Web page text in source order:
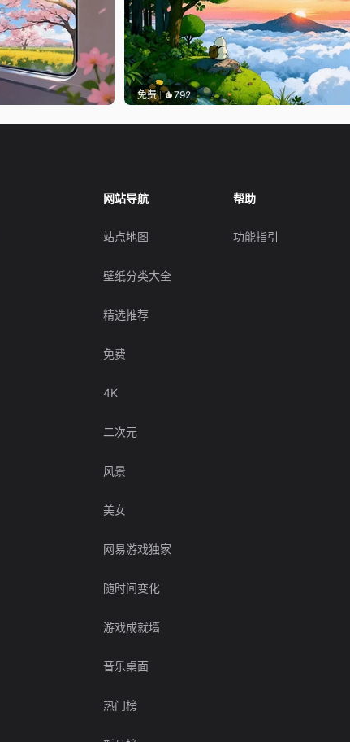
免费 792
网站导航
站点地图
壁纸分类大全
精选推荐
免费
4K
二次元
风景
美女
网易游戏独家
随时间变化
游戏成就墙
音乐桌面
热门榜
帮助
功能指引